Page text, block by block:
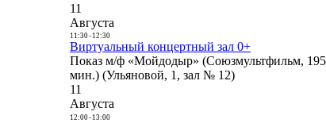
11
Августа
11:30- 12:30
Виртуальный концертный зал 0+
Показ м/ф «Мойдодыр» (Союзмультфильм,
мин.) (Ульяновой, 1, зал № 12)
11
Августа
12:00- 13:00